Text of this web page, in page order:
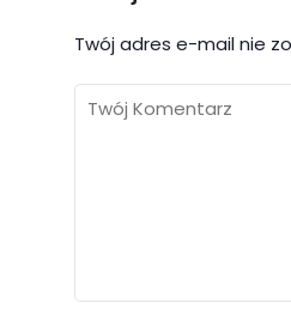
Twój adres e-mail nie